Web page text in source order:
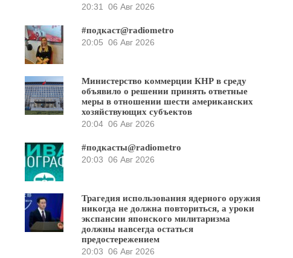
20:31
06 Авг 2026
#подкаст@radiometro
20:05 06 Авг 2026
Министерство коммерции КНР в среду
объявило о решении принять ответные
меры в отношении шести американских
хозяйствующих субъектов
20:04 06 Авг 2026
#подкасты@radiometro
20:03 06 Авг 2026
Трагедия использования ядерного оружия
никогда не должна повториться, а уроки
экспансии японского милитаризма
должны навсегда остаться
предостережением
20:03 06 Авг 2026